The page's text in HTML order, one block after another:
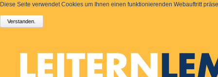
Diese Seite verwendet Cookies um Ihnen einen funktionierenden Webauftritt